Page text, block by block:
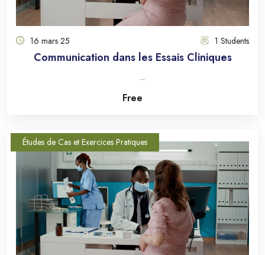
16 mars 25 1 Students
Communication dans les Essais Cliniques
...
Free
Études de Cas et Exercices Pratiques